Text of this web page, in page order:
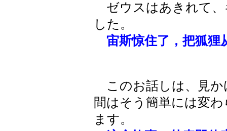
ゼウスはあきれて、
した。
宙斯惊住了，把狐狸
このお話しは、見か
間はそう簡単には変
ます。